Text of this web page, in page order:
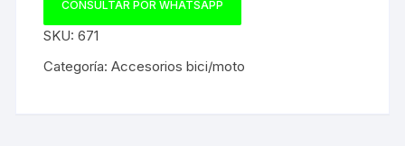
CONSULTAR POR WHATSAPP
SKU:671
Categoría:Accesorios bici/moto